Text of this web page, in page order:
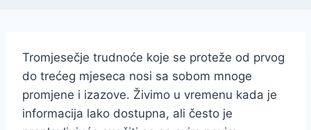
Tromjesečje trudnoće koje se proteže od prvog
do trećeg mjeseca nosi sa sobom mnoge
promjene i izazove. Živimo u vremenu kada je
informacija lako dostupna, ali često je